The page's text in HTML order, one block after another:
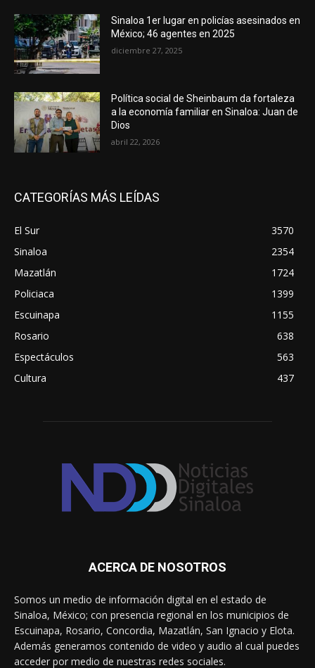
Sinaloa 1er lugar en policías asesinados en
México; 46 agentes en 2025
diciembre 27, 2025
Política social de Sheinbaum da fortaleza
a la economía familiar en Sinaloa: Juan de
Dios
abril 22, 2026
CATEGORÍAS MÁS LEÍDAS
El Sur
3570
Sinaloa
2354
Mazatlán
1724
Policiaca
1399
Escuinapa
1155
Rosario
638
Espectáculos
563
Cultura
437
ACERCA DE NOSOTROS
Somos un medio de información digital en el estado de
Sinaloa, México; con presencia regional en los municipios de
Escuinapa, Rosario, Concordia, Mazatlán, San Ignacio y Elota.
Además generamos contenido de video y audio al cual puedes
acceder por medio de nuestras redes sociales.